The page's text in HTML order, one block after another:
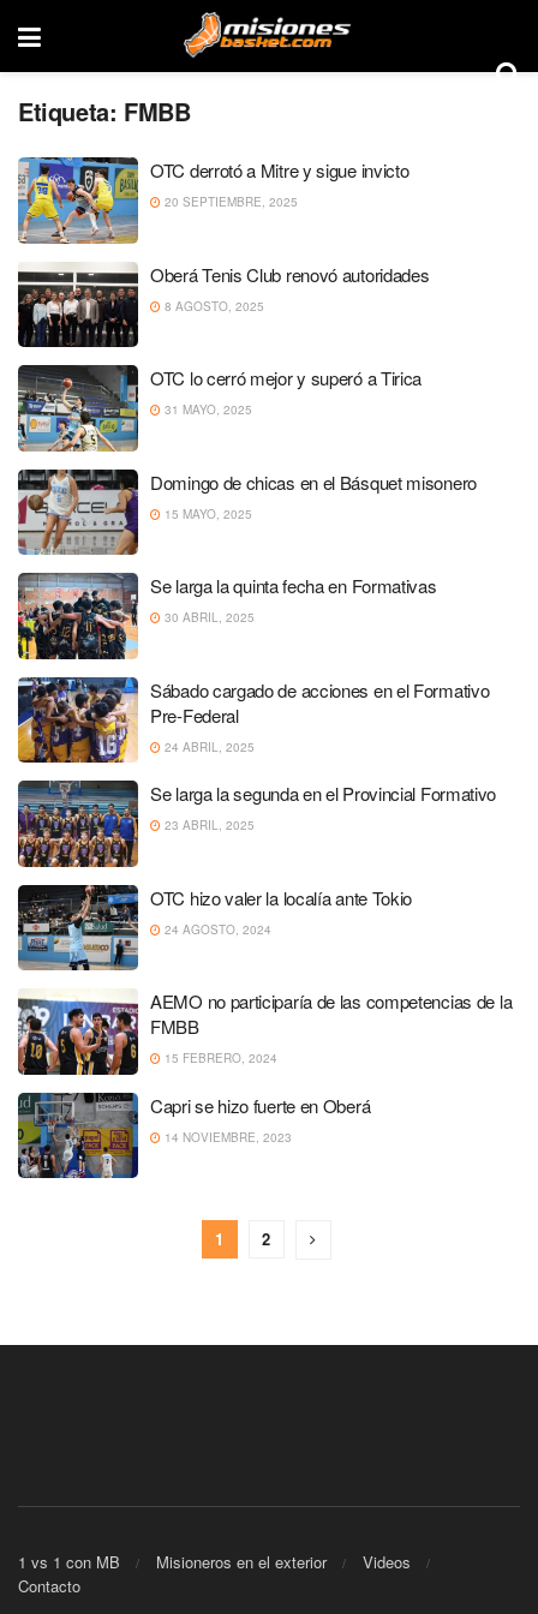
Etiqueta: FMBB
OTC derrotó a Mitre y sigue invicto
20 SEPTIEMBRE, 2025
Oberá Tenis Club renovó autoridades
8 AGOSTO, 2025
OTC lo cerró mejor y superó a Tirica
31 MAYO, 2025
Domingo de chicas en el Básquet misonero
15 MAYO, 2025
Se larga la quinta fecha en Formativas
30 ABRIL, 2025
Sábado cargado de acciones en el Formativo
Pre-Federal
24 ABRIL, 2025
Se larga la segunda en el Provincial Formativo
23 ABRIL, 2025
OTC hizo valer la localía ante Tokio
24 AGOSTO, 2024
AEMO no participaría de las competencias de la
FMBB
15 FEBRERO, 2024
Capri se hizo fuerte en Oberá
14 NOVIEMBRE, 2023
1 2
1 vs 1 con MB Misioneros en el exterior
Videos
Contacto